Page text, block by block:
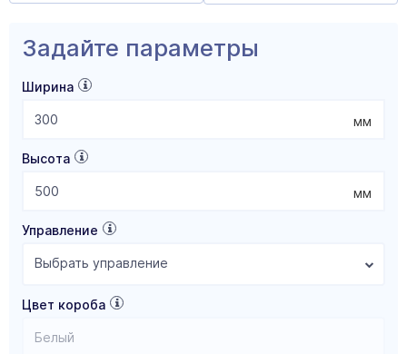
Задайте параметры
Ширина
мм
Высота
мм
Управление
Выбрать управление
Цвет короба
Белый